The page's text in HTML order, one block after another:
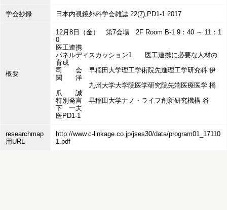
学会抄録 日本内視鏡外科学会雑誌 22(7),PD1-1 2017
概要
12月8日（金） 第7会場 2F Room B-1 9：40 ～ 11：1
0
医工連携
パネルディスカッション1 ‌医工連携に必要な人材の
育成
司 会 早稲田大学理工学術院先進理工学研究科 伊
関 洋
九州大学大学院医学研究院先端医療医学 橋
爪 誠
特別発言 早稲田大学ナノ・ライフ創新研究機構 谷
下 一夫
医PD1-1
researchmap
用URL
http://www.c-linkage.co.jp/jses30/data/program01_17110
1.pdf